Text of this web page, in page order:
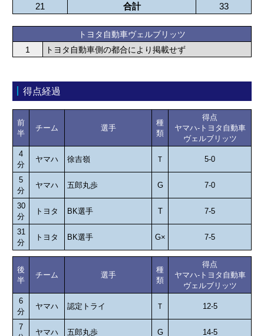
21
合計 33
トヨタ自動車ヴェルブリッツ
1
トヨタ自動車側の都合により掲載せず
得点経過
前
半
チーム 選手
種
類
得点
ヤマハ-トヨタ自動車
ヴェルブリッツ
4
分
ヤマハ 徐吉嶺 Ｔ 5-0
5
分
ヤマハ 五郎丸歩 G 7-0
30
分
トヨタ BK選手 T 7-5
31
分
トヨタ BK選手 G× 7-5
後
半
チーム 選手
種
類
得点
ヤマハ-トヨタ自動車
ヴェルブリッツ
6
分
ヤマハ 認定トライ Ｔ 12-5
7
ヤマハ 五郎丸歩 G 14-5